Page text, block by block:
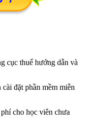
cục thuế hướng dẫn và
đặt phần mềm miễn
cho học viên chưa